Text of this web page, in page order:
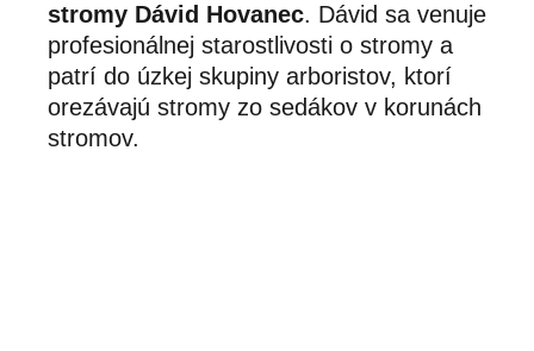
stromy Dávid Hovanec. Dávid sa venuje
profesionálnej starostlivosti o stromy a
patrí do úzkej skupiny arboristov, ktorí
orezávajú stromy zo sedákov v korunách
stromov.